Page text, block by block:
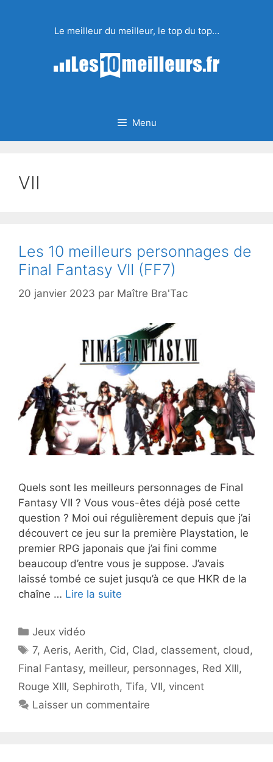
Le meilleur du meilleur, le top du top…
Menu
VII
Les 10 meilleurs personnages de
Final Fantasy VII (FF7)
20 janvier 2023 par Maître Bra'Tac
Quels sont les meilleurs personnages de Final
Fantasy VII ? Vous vous-êtes déjà posé cette
question ? Moi oui régulièrement depuis que j’ai
découvert ce jeu sur la première Playstation, le
premier RPG japonais que j’ai fini comme
beaucoup d’entre vous je suppose. J’avais
laissé tombé ce sujet jusqu’à ce que HKR de la
chaîne … Lire la suite
Catégories
Jeux vidéo
Étiquettes
7,Aeris,Aerith, Cid, Clad, classement, cloud,
Final Fantasy, meilleur, personnages, Red XIII,
Rouge XIII, Sephiroth, Tifa, VII, vincent
Laisser un commentaire